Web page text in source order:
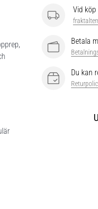
Vid köp
Betala
Du kan